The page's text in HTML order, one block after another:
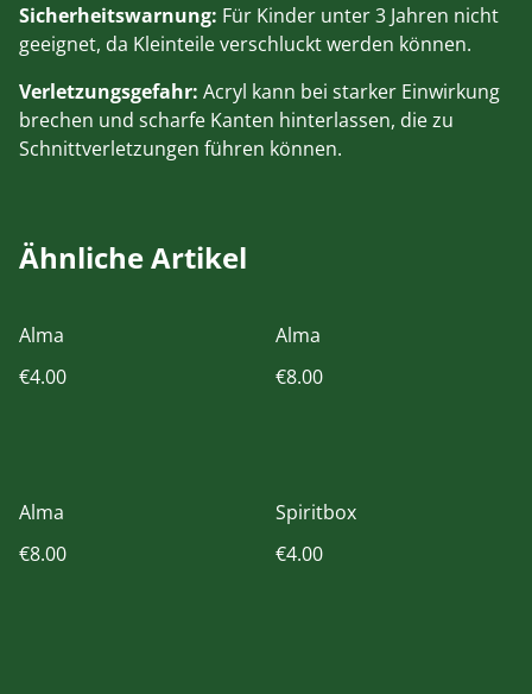
Sicherheitswarnung: Für Kinder unter 3 Jahren nicht
geeignet, da Kleinteile verschluckt werden können.
Verletzungsgefahr: Acryl kann bei starker Einwirkung
brechen und scharfe Kanten hinterlassen, die zu
Schnittverletzungen führen können.
Ähnliche Artikel
Alma
€4.00
Alma
€8.00
Alma
€8.00
Spiritbox
€4.00